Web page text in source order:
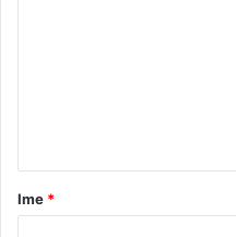
rIme *